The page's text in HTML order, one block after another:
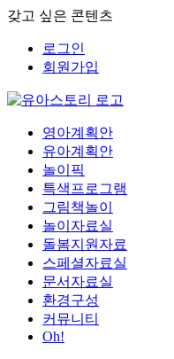
갖고 싶은 콘텐츠
로그인
회원가입
영아계획안
유아계획안
놀이픽
특색프로그램
그림책놀이
놀이자료실
돌봄지원자료
스페셜자료실
문서자료실
환경구성
커뮤니티
Oh!